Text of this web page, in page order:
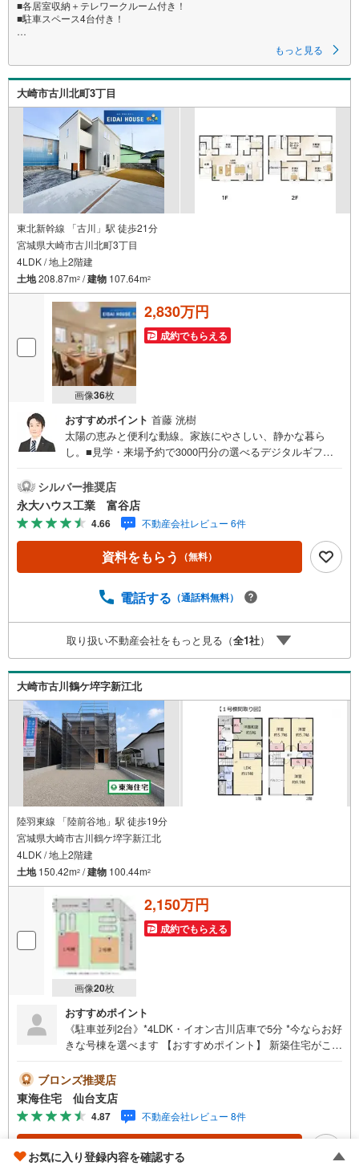
■各居室収納＋テレワークルーム付き！
■駐車スペース4台付き！
■見学・来場予約で3000円分の選べるデジタルギフトプレゼント実施中■
～永大ハウス工業の強み～
仙台市を中心に宮城県内の多数店舗で展開中！こちらでは当社の強みを大
きく2つに分けてご紹介！
1.
＜豊富な不動産知識＞
戸建・マンション・土地...と種別を問わず不動産を取り扱っております。
更に教育施設や商業施設、子育て環境や行政などの地域情報を総合し、お
客様により良い物件選びをして頂けるよう、しっかりとサポートさせて頂
きます。
2.＜経験豊富なスタッフ＞
当社では【購入】【売却】【引っ越し】【リフォーム】など住宅に関する
様々なご質問はもちろん、ご購入時に気になる住宅ローン各種税金につい
ても、誠心誠意ご説明させて頂きます。
各店舗ではキッズスペースも完備！お子様連れのご家族様で是非お越しく
ださい。
営業時間:10:00～18:00（定休日火・水曜日※店舗により変動あり）
現地のご案内も可能ですので、どうぞお気軽にお問い合わせください！
もっと見る
大崎市古川北町3丁目
東北新幹線 「古川」駅 徒歩21分
宮城県大崎市古川北町3丁目
4LDK / 地上2階建
土地208.87m2 /建物 107.64m2
画像36枚
2,830万円
成約でもらえる
おすすめポイント 首藤 洸樹
太陽の恵みと便利な動線。家族にやさしい、静かな暮ら
し。■見学・来場予約で3000円分の選べるデジタルギフト
に宮城県内の多数店舗で展開中！こちらでは当社の強みを
大きく2つに分けてご紹介！1.＜豊富な不動産知識＞戸建・
マンション・土地...と種別を問わず不動産を取り扱ってお
ります。更に教育施設や商業施設、子育て環境や行政など
の地域情報を総合し、お客様により良い物件選びをして頂
けるよう、しっかりとサポートさせて頂きます。2.＜経験
【リフォーム】など住宅に関する様々なご質問はもちろ
誠心誠意ご説明させて頂きます。各店舗ではキッズスペー
スも完備！お子様連れのご家族様で是非お越しください。
営業時間:10:00～18:00（定休日火・水曜日※店舗により変
動あり）現地のご案内も可能ですので、どうぞお気軽にお
問い合わせください！
シルバー推奨店
永大ハウス工業 富谷店
4.66 不動産会社レビュー 6件
資料をもらう （無料）
電話する （通話料無料）
取り扱い不動産会社をもっと見る（全1社）
大崎市古川鶴ケ埣字新江北
陸羽東線 「陸前谷地」駅 徒歩19分
宮城県大崎市古川鶴ケ埣字新江北
4LDK / 地上2階建
土地150.42m2 /建物 100.44m2
画像20枚
2,150万円
成約でもらえる
おすすめポイント
《駐車並列2台》*4LDK・イオン古川店車で5分 *今ならお好
きな号棟を選べます 【おすすめポイント】 新築住宅がこの
部屋。お客様や親御さんとの同居にも〇 全居室収納付＋廊
下にも収納有り。【周辺環境】JR陸羽東線「陸前谷地」
駅 徒歩19分（1496m）古川第二小学校 徒歩25分（1985
m）古川東中学校 徒歩25分（1944m）ローソン 大崎古川
鶴ケ埣店 徒歩7分（532m）イオン古川店 車で5分（199
0m）業務スーパー 古川店 徒歩21分車で3分（1479m）
ブロンズ推奨店
東海住宅 仙台支店
4.87 不動産会社レビュー 8件
資料をもらう（無料）
お気に入り登録内容を確認する